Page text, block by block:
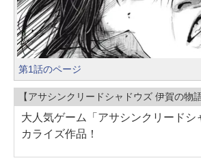
第1話のページ
【アサシンクリードシャドウズ 伊賀の物語
大人気ゲーム「アサシンクリードシ
カライズ作品！